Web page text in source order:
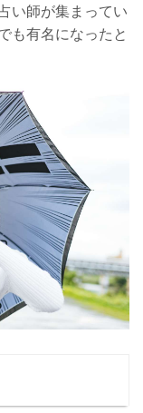
い師が集まってい
も有名になったと